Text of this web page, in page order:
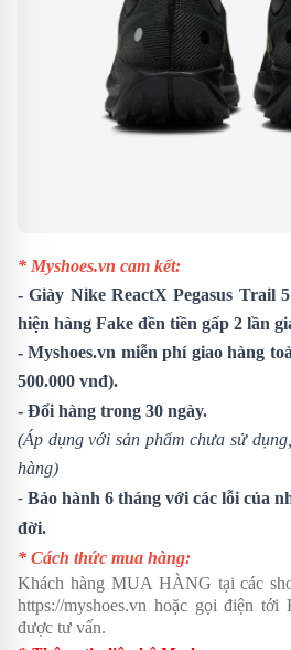
* Myshoes.vn cam kết:
-Giày Nike ReactX Pegasus Trail 5
hiện hàng Fake đền tiền gấp 2 lần
- Myshoes.vn miễn phí giao hàng
500.000 vnđ).
- Đổi hàng trong 30 ngày.
(Áp dụng với sản phẩm chưa sử
hàng)
- Bảo hành 6 tháng với các lỗi của
đời.
* Cách thức mua hàng:
Khách hàng MUA HÀNG tại các
https://myshoes.vn hoặc gọi điện tới
được tư vấn.